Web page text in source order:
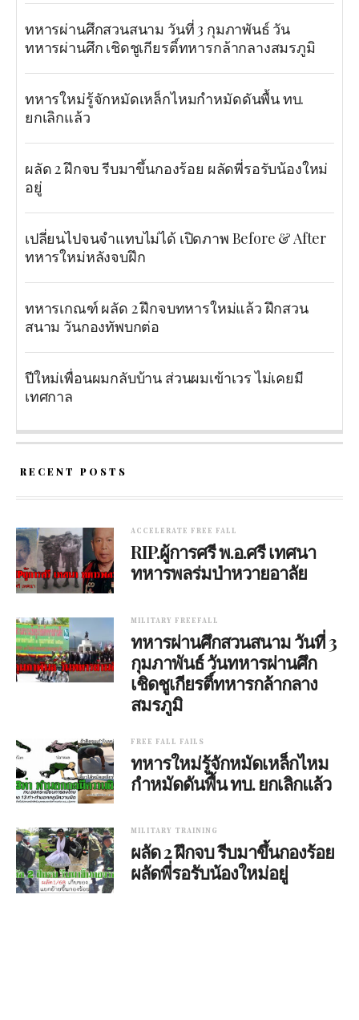
ทหารผ่านศึกสวนสนาม วันที่ 3 กุมภาพันธ์ วัน
ทหารผ่านศึก เชิดชูเกียรติ์ทหารกล้ากลางสมรภูมิ
ทหารใหม่รู้จักหมัดเหล็กไหมกำหมัดดันพื้น ทบ.
ยกเลิกแล้ว
ผลัด 2 ฝึกจบ รีบมาขึ้นกองร้อย ผลัดพี่รอรับน้องใหม่
อยู่
เปลี่ยนไปจนจำแทบไม่ได้ เปิดภาพ Before & After
ทหารใหม่หลังจบฝึก
ทหารเกณฑ์ ผลัด 2 ฝึกจบทหารใหม่แล้ว ฝึกสวน
สนาม วันกองทัพบกต่อ
ปีใหม่เพื่อนผมกลับบ้าน ส่วนผมเข้าเวร ไม่เคยมี
เทศกาล
RECENT POSTS
ACCELERATE FREE FALL
RIP.ผู้การศรี พ.อ.ศรี เทศนา
ทหารพลร่มป่าหวายอาลัย
MILITARY FREEFALL
ทหารผ่านศึกสวนสนาม วันที่ 3
กุมภาพันธ์ วันทหารผ่านศึก
เชิดชูเกียรติ์ทหารกล้ากลาง
สมรภูมิ
FREE FALL FAILS
ทหารใหม่รู้จักหมัดเหล็กไหม
กำหมัดดันพื้น ทบ. ยกเลิกแล้ว
MILITARY TRAINING
ผลัด 2 ฝึกจบ รีบมาขึ้นกองร้อย
ผลัดพี่รอรับน้องใหม่อยู่